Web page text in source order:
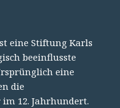
eine Stiftung Karls
beeinflusste
eine
die
12. Jahrhundert.